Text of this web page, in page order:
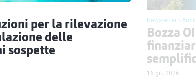
per la rilevazione
delle
sospette
Newsletter
Bozza
16 giu 2026